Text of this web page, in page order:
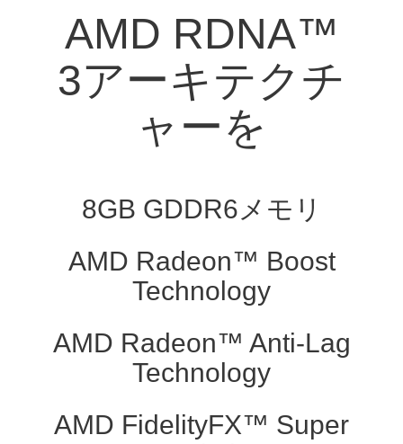
AMD RDNA™
3アーキテクチ
ャーを
8GB GDDR6メモリ
AMD Radeon™ Boost
Technology
AMD Radeon™ Anti-Lag
Technology
AMD FidelityFX™ Super